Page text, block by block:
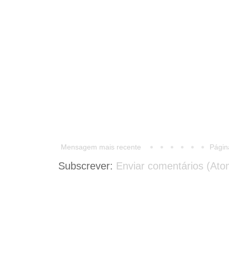
Mensagem mais recente
Subscrever: Enviar comentários